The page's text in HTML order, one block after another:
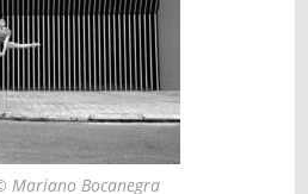
Mariano Bocanegra